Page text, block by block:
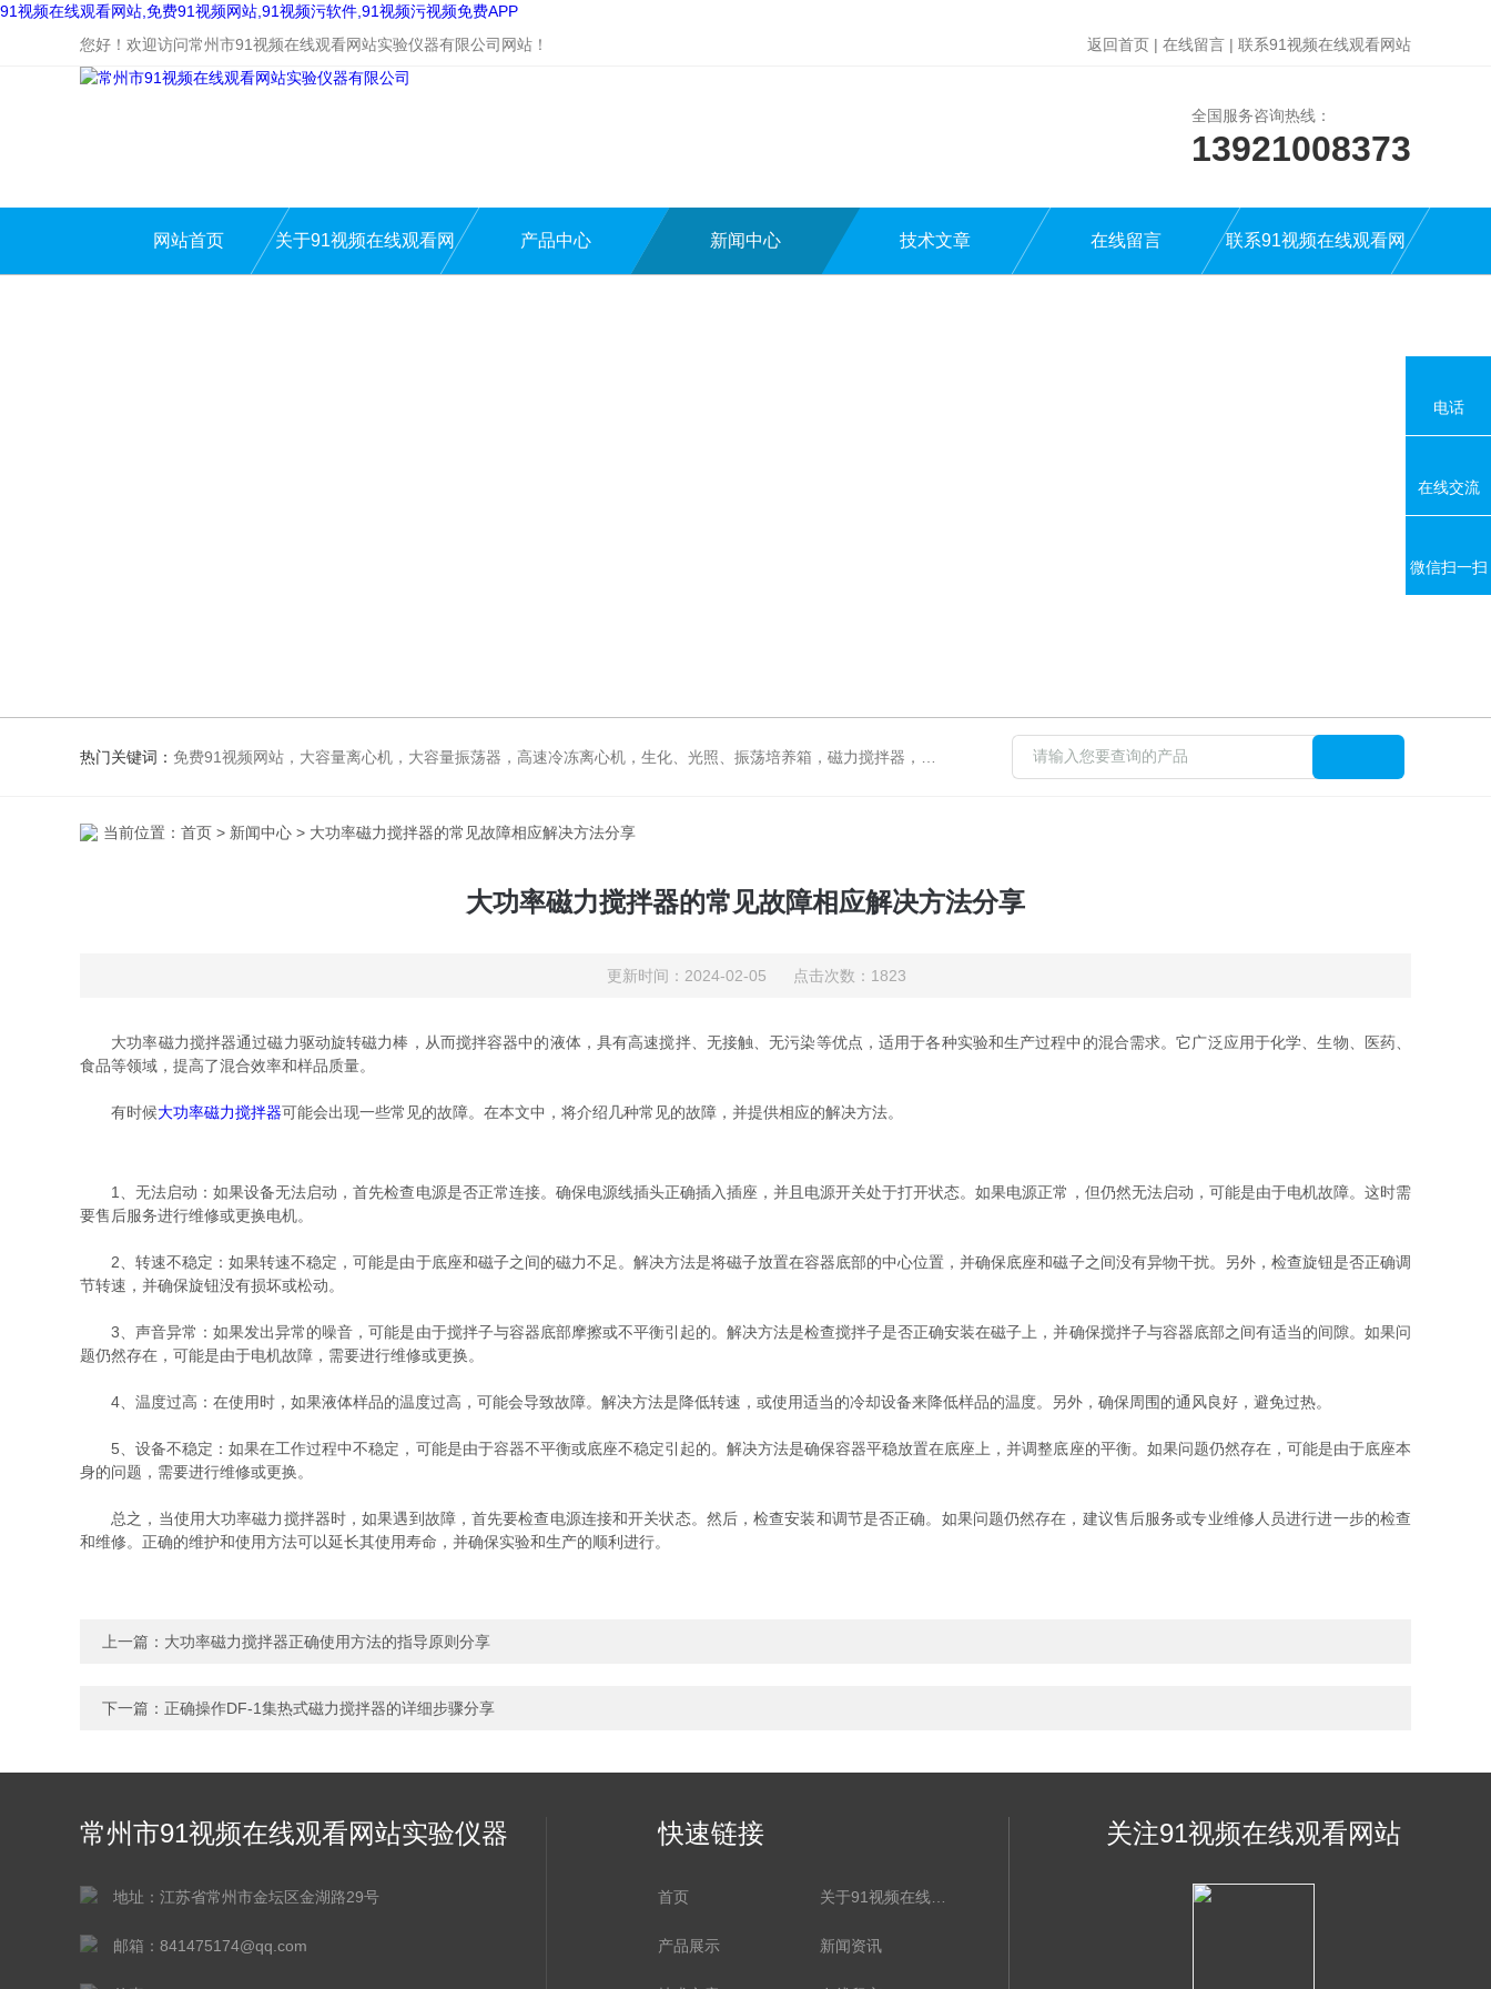
91视频在线观看网站,免费91视频网站,91视频污软件,91视频污视频免费APP
您好！欢迎访问常州市91视频在线观看网站实验仪器有限公司网站！
返回首页 | 在线留言 | 联系91视频在线观看网站
全国服务咨询热线：
13921008373
网站首页 关于91视频在线观看网 产品中心 新闻中心 技术文章 在线留言 联系91视频在线观看网
热门关键词： 免费91视频网站，大容量离心机，大容量振荡器，高速冷冻离心机，生化、光照、振荡培养箱，磁力搅拌器，电动搅拌器，大功率电动搅拌器，强力恒速电动搅拌器，水浴锅，油浴锅，油浴，石英亚沸蒸馏水器，箱式电阻炉，不锈钢真空干燥箱
当前位置： 首页 > 新闻中心 > 大功率磁力搅拌器的常见故障相应解决方法分享
大功率磁力搅拌器的常见故障相应解决方法分享
更新时间：2024-02-05 点击次数：1823
大功率磁力搅拌器通过磁力驱动旋转磁力棒，从而搅拌容器中的液体，具有高速搅拌、无接触、无污染等优点，适用于各种实验和生产过程中的混合需求。它广泛应用于化学、生物、医药、
食品等领域，提高了混合效率和样品质量。
有时候大功率磁力搅拌器可能会出现一些常见的故障。在本文中，将介绍几种常见的故障，并提供相应的解决方法。
1、无法启动：如果设备无法启动，首先检查电源是否正常连接。确保电源线插头正确插入插座，并且电源开关处于打开状态。如果电源正常，但仍然无法启动，可能是由于电机故障。这时需
要售后服务进行维修或更换电机。
2、转速不稳定：如果转速不稳定，可能是由于底座和磁子之间的磁力不足。解决方法是将磁子放置在容器底部的中心位置，并确保底座和磁子之间没有异物干扰。另外，检查旋钮是否正确调
节转速，并确保旋钮没有损坏或松动。
3、声音异常：如果发出异常的噪音，可能是由于搅拌子与容器底部摩擦或不平衡引起的。解决方法是检查搅拌子是否正确安装在磁子上，并确保搅拌子与容器底部之间有适当的间隙。如果问
题仍然存在，可能是由于电机故障，需要进行维修或更换。
4、温度过高：在使用时，如果液体样品的温度过高，可能会导致故障。解决方法是降低转速，或使用适当的冷却设备来降低样品的温度。另外，确保周围的通风良好，避免过热。
5、设备不稳定：如果在工作过程中不稳定，可能是由于容器不平衡或底座不稳定引起的。解决方法是确保容器平稳放置在底座上，并调整底座的平衡。如果问题仍然存在，可能是由于底座本
身的问题，需要进行维修或更换。
总之，当使用大功率磁力搅拌器时，如果遇到故障，首先要检查电源连接和开关状态。然后，检查安装和调节是否正确。如果问题仍然存在，建议售后服务或专业维修人员进行进一步的检查
和维修。正确的维护和使用方法可以延长其使用寿命，并确保实验和生产的顺利进行。
上一篇： 大功率磁力搅拌器正确使用方法的指导原则分享
下一篇： 正确操作DF-1集热式磁力搅拌器的详细步骤分享
常州市91视频在线观看网站实验仪器
地址：江苏省常州市金坛区金湖路29号
邮箱：841475174@qq.com
快速链接
首页
产品展示 新闻资讯
关注91视频在线观看网站
电话
在线交流
微信扫一扫